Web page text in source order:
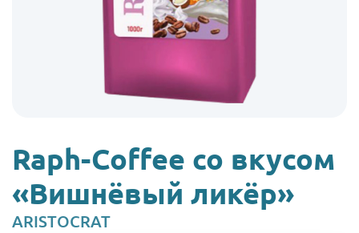
Raph-Coffee со вкусом
«Вишнёвый ликёр»
Бренд
ARISTOCRAT